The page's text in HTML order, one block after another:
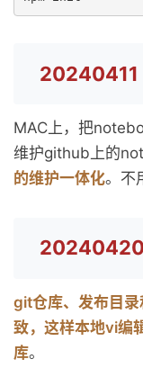
20240411
MAC上，把
维护github上的
的维护一体化。不
git仓库、发布目
致，这样本地vi编
库。